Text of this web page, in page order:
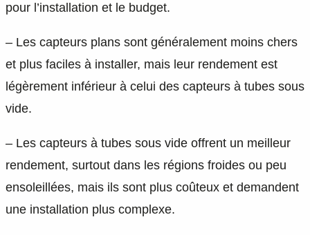
pour l’installation et le budget.
– Les capteurs plans sont généralement moins chers
et plus faciles à installer, mais leur rendement est
légèrement inférieur à celui des capteurs à tubes sous
vide.
– Les capteurs à tubes sous vide offrent un meilleur
rendement, surtout dans les régions froides ou peu
ensoleillées, mais ils sont plus coûteux et demandent
une installation plus complexe.